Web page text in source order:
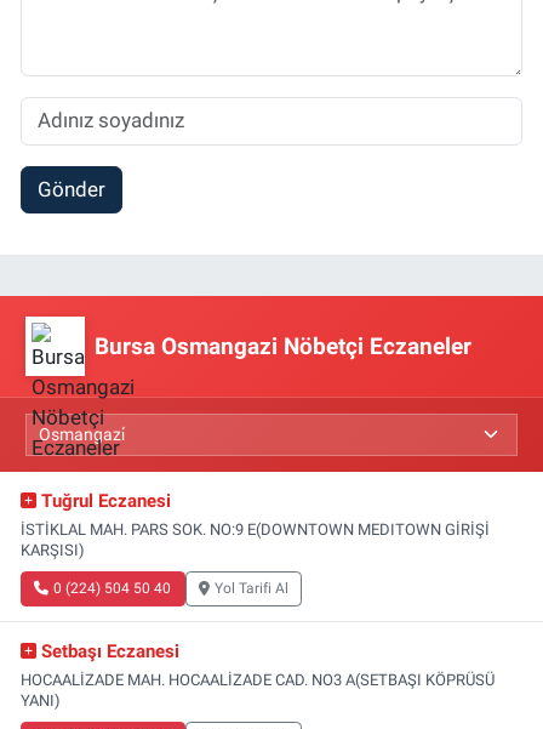
Gönder
Bursa Osmangazi Nöbetçi Eczaneler
Tuğrul Eczanesi
İSTİKLAL MAH. PARS SOK. NO:9 E(DOWNTOWN MEDITOWN GİRİŞİ
KARŞISI)
0 (224) 504 50 40 Yol Tarifi Al
Setbaşı Eczanesi
HOCAALİZADE MAH. HOCAALİZADE CAD. NO3 A(SETBAŞI KÖPRÜSÜ
YANI)